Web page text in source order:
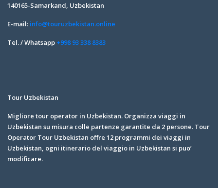
140165-Samarkand, Uzbekistan
E-mail: info@touruzbekistan.online
Tel. / Whatsapp +998 93 338 8383
Tour Uzbekistan
Migliore tour operator in Uzbekistan. Organizza viaggi in
Uzbekistan su misura colle partenze garantite da 2 persone. Tour
Operator Tour Uzbekistan offre 12 programmi dei viaggi in
Uzbekistan, ogni itinerario del viaggio in Uzbekistan si puo’
modificare.